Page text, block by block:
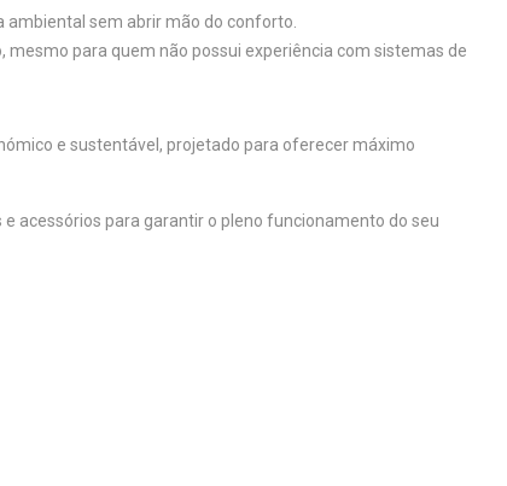
sem abrir mão do conforto.
para quem não possui experiência com sistemas de
e sustentável, projetado para oferecer máximo
acessórios para garantir o pleno funcionamento do seu